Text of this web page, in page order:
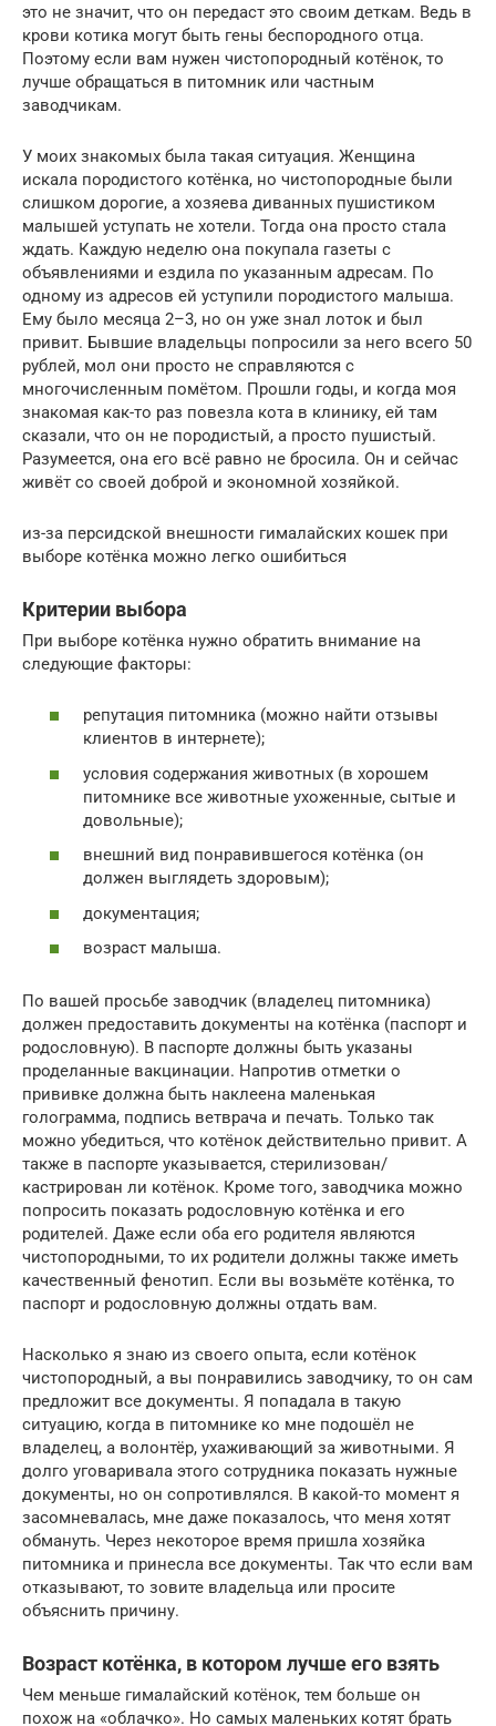
это не значит, что он передаст это своим деткам. Ведь в
крови котика могут быть гены беспородного отца.
Поэтому если вам нужен чистопородный котёнок, то
лучше обращаться в питомник или частным
заводчикам.
У моих знакомых была такая ситуация. Женщина
искала породистого котёнка, но чистопородные были
слишком дорогие, а хозяева диванных пушистиком
малышей уступать не хотели. Тогда она просто стала
ждать. Каждую неделю она покупала газеты с
объявлениями и ездила по указанным адресам. По
одному из адресов ей уступили породистого малыша.
Ему было месяца 2–3, но он уже знал лоток и был
привит. Бывшие владельцы попросили за него всего 50
рублей, мол они просто не справляются с
многочисленным помётом. Прошли годы, и когда моя
знакомая как-то раз повезла кота в клинику, ей там
сказали, что он не породистый, а просто пушистый.
Разумеется, она его всё равно не бросила. Он и сейчас
живёт со своей доброй и экономной хозяйкой.
из-за персидской внешности гималайских кошек при
выборе котёнка можно легко ошибиться
Критерии выбора
При выборе котёнка нужно обратить внимание на
следующие факторы:
репутация питомника (можно найти отзывы
клиентов в интернете);
условия содержания животных (в хорошем
питомнике все животные ухоженные, сытые и
довольные);
внешний вид понравившегося котёнка (он
должен выглядеть здоровым);
документация;
возраст малыша.
По вашей просьбе заводчик (владелец питомника)
должен предоставить документы на котёнка (паспорт и
родословную). В паспорте должны быть указаны
проделанные вакцинации. Напротив отметки о
прививке должна быть наклеена маленькая
голограмма, подпись ветврача и печать. Только так
можно убедиться, что котёнок действительно привит. А
также в паспорте указывается, стерилизован/
кастрирован ли котёнок. Кроме того, заводчика можно
попросить показать родословную котёнка и его
родителей. Даже если оба его родителя являются
чистопородными, то их родители должны также иметь
качественный фенотип. Если вы возьмёте котёнка, то
паспорт и родословную должны отдать вам.
Насколько я знаю из своего опыта, если котёнок
чистопородный, а вы понравились заводчику, то он сам
предложит все документы. Я попадала в такую
ситуацию, когда в питомнике ко мне подошёл не
владелец, а волонтёр, ухаживающий за животными. Я
долго уговаривала этого сотрудника показать нужные
документы, но он сопротивлялся. В какой-то момент я
засомневалась, мне даже показалось, что меня хотят
обмануть. Через некоторое время пришла хозяйка
питомника и принесла все документы. Так что если вам
отказывают, то зовите владельца или просите
объяснить причину.
Возраст котёнка, в котором лучше его взять
Чем меньше гималайский котёнок, тем больше он
похож на «облачко». Но самых маленьких котят брать